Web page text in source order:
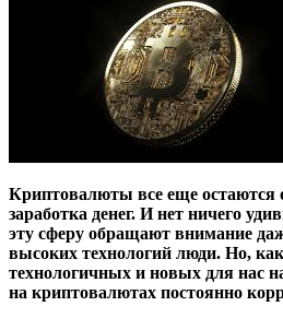
Криптовалюты все еще остаются
заработка денег. И нет ничего
эту сферу обращают внимание
высоких технологий люди. Но,
технологичных и новых для нас
на криптовалютах постоянно